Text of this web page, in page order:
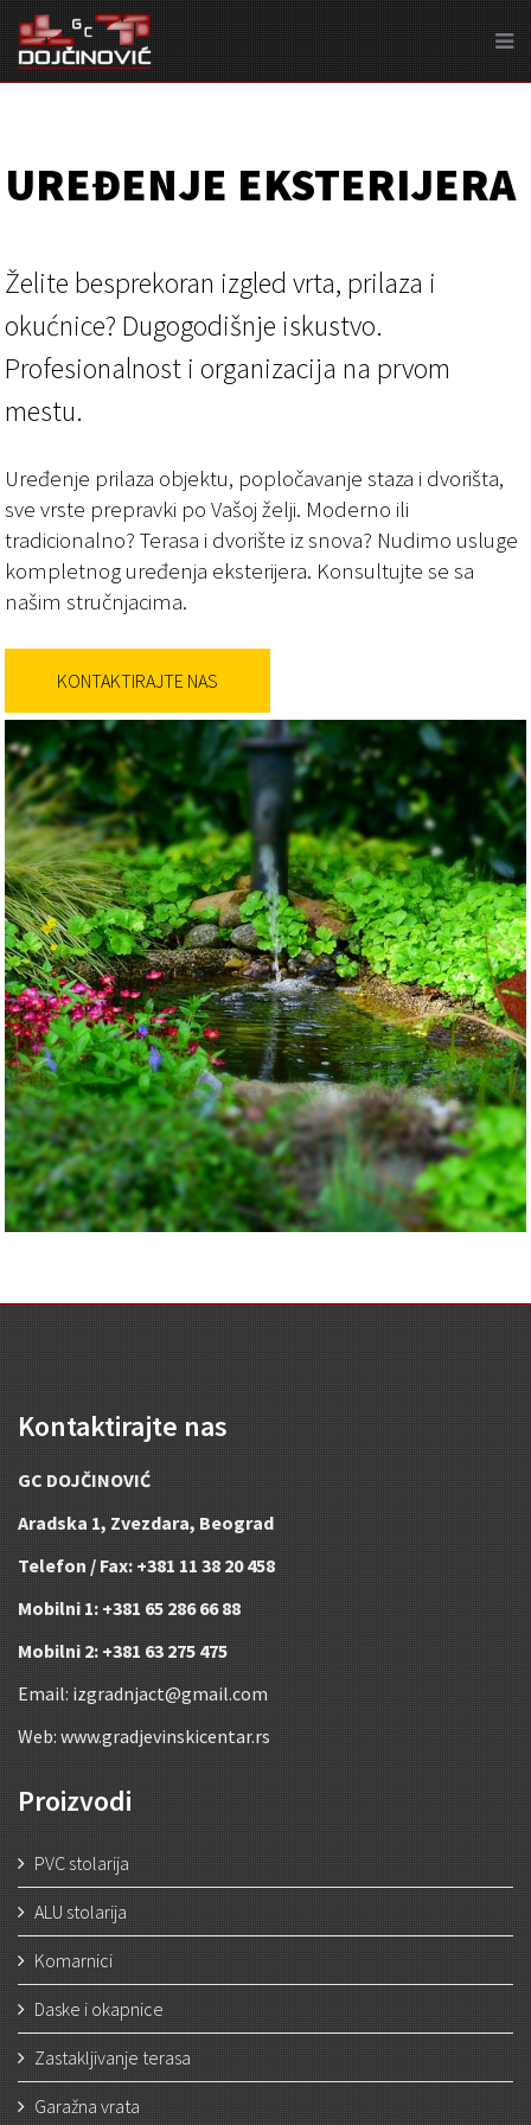
UREĐENJE EKSTERIJERA
Želite besprekoran izgled vrta, prilaza i
okućnice? Dugogodišnje iskustvo.
Profesionalnost i organizacija na prvom
mestu.
Uređenje prilaza objektu, popločavanje staza i dvorišta,
sve vrste prepravki po Vašoj želji. Moderno ili
tradicionalno? Terasa i dvorište iz snova? Nudimo usluge
kompletnog uređenja eksterijera. Konsultujte se sa
našim stručnjacima.
KONTAKTIRAJTE NAS
Kontaktirajte nas
GC DOJČINOVIĆ
Aradska 1, Zvezdara, Beograd
Telefon / Fax: +381 11 38 20 458
Mobilni 1: +381 65 286 66 88
Mobilni 2: +381 63 275 475
Email: izgradnjact@gmail.com
Web: www.gradjevinskicentar.rs
Proizvodi
PVC stolarija
ALU stolarija
Komarnici
Daske i okapnice
Zastakljivanje terasa
Garažna vrata